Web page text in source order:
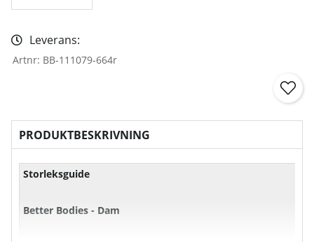
Leverans:
Artnr: BB-111079-664r
PRODUKTBESKRIVNING
Storleksguide
Better Bodies - Dam